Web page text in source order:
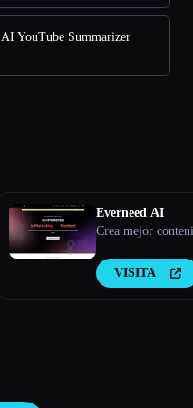
YouTube Summarizer
Everneed AI
Crea mejor
VISITA